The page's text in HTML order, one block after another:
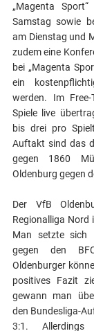
„Magenta
Samstag sowie
am Dienstag und
zudem eine
bei „Magenta
ein
werden. Im
Spiele live
bis drei pro
Auftakt sind das
gegen 1860
Oldenburg gegen
Der VfB
Regionalliga Nord
Man setzte sich
gegen den
Oldenburger
positives Fazit
gewann man
den Bundesliga-
3:1.